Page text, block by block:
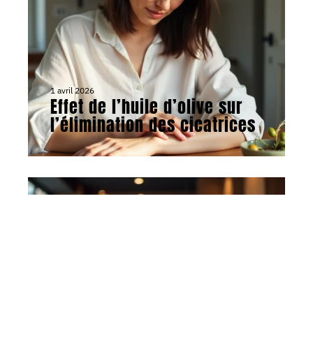
1 avril 2026
Effet de l’huile d’olive sur
l’élimination des cicatrices